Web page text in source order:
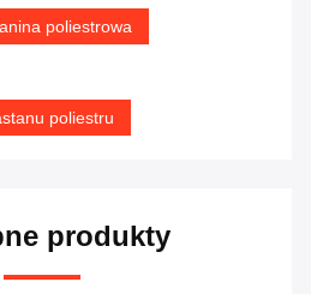
poliestrowa
poliestru
produkty